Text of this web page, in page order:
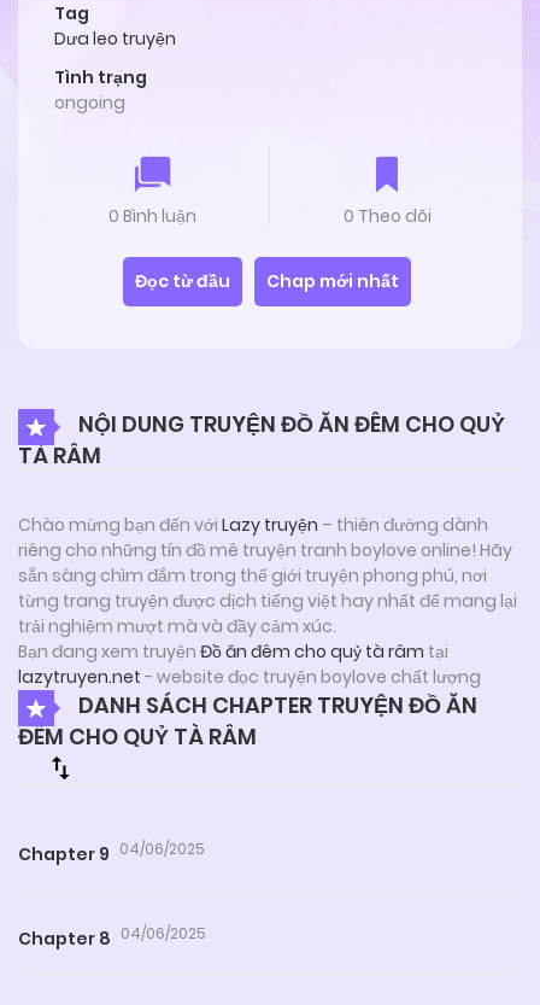
Tag
Dưa leo truyện
Tình trạng
ongoing
0 Bình luận 0 Theo dõi
Đọc từ đầu Chap mới nhất
NỘI DUNG TRUYỆN ĐỒ ĂN ĐÊM CHO QUỶ
TÀ RÂM
Chào mừng bạn đến với Lazy truyện – thiên đường dành
riêng cho những tín đồ mê truyện tranh boylove online! Hãy
sẵn sàng chìm đắm trong thế giới truyện phong phú, nơi
từng trang truyện được dịch tiếng việt hay nhất để mang lại
trải nghiệm mượt mà và đầy cảm xúc.
Bạn đang xem truyện Đồ ăn đêm cho quỷ tà râm tại
lazytruyen.net - website đọc truyện boylove chất lượng
DANH SÁCH CHAPTER TRUYỆN ĐỒ ĂN
ĐÊM CHO QUỶ TÀ RÂM
Chapter 9 04/06/2025
Chapter 8 04/06/2025